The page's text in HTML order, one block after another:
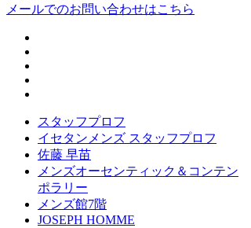
メールでのお問い合わせはこちら
スタッフプロフ
イセタンメンズ スタッフプロフ
佐藤 早苗
メンズオーセンティック＆コンテン
ポラリー
メンズ館7階
JOSEPH HOMME